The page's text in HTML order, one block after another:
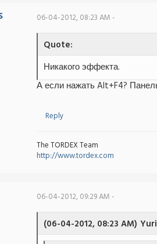
06-04-2012, 08:23 AM -
Quote:
Никакого эффекта.
А если нажать Alt+F4?
Reply
The TORDEX Team
http://www.tordex.com
06-04-2012, 09:29 AM -
(06-04-2012, 08:23 AM)